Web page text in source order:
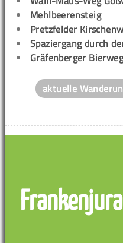
Mehlbeerensteig
Pretzfelder
Spaziergang durch
Gräfenberger Bierweg
aktuelle